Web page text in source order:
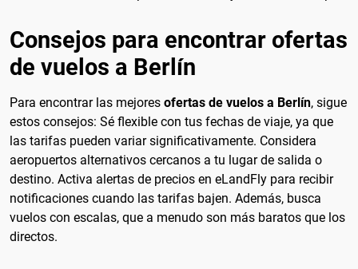
Consejos para encontrar ofertas
de vuelos a Berlín
Para encontrar las mejores ofertas de vuelos a Berlín, sigue
estos consejos: Sé flexible con tus fechas de viaje, ya que
las tarifas pueden variar significativamente. Considera
aeropuertos alternativos cercanos a tu lugar de salida o
destino. Activa alertas de precios en eLandFly para recibir
notificaciones cuando las tarifas bajen. Además, busca
vuelos con escalas, que a menudo son más baratos que los
directos.